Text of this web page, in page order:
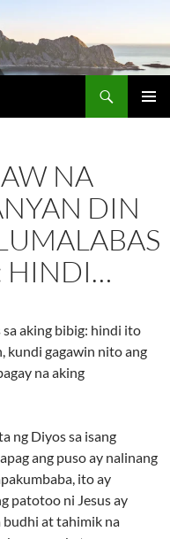
NA
DIN
HINDI…
sa aking bibig: hindi ito
kundi gagawin nito ang
na aking
ng Diyos sa isang
ang puso ay nalinang
ito ay
patotoo ni Jesus ay
budhi at tahimik na